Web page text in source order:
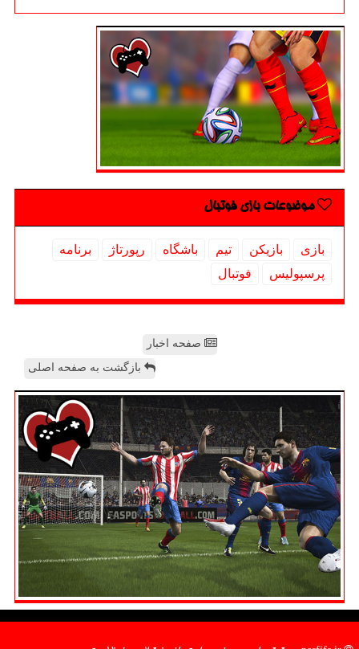
موضوعات بازی فوتبال
بازی بازیكن تیم باشگاه رپورتاژ
برنامه
پرسپولیس
فوتبال
صفحه اخبار
بازگشت به صفحه اصلی